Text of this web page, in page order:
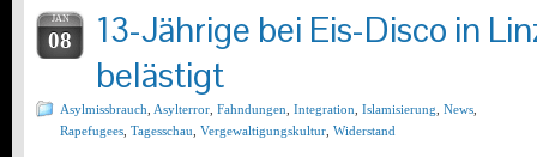
JAN
08
13-Jährige bei Eis-Disco in
belästigt
Asylmissbrauch Asylterror Fahndungen Integration Islamisierung News
Rapefugees Tagesschau Vergewaltigungskultur Widerstand